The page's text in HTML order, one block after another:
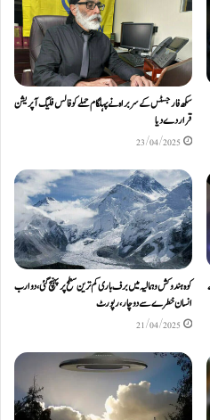
سکھ فار جسٹس کے سربراہ نے پہلگام حملے کو فالس فلیگ آپریشن
قرار دے دیا
23/04/2025
کوہ ہندوکش و ہمالیہ میں برف باری کم ترین سطح پر پہنچ گئی، دو ارب
انسان خطرے سے دوچار، رپورٹ
21/04/2025